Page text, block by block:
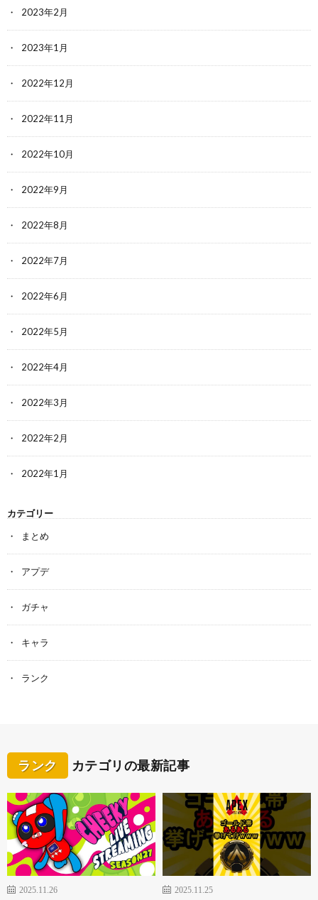
2023年2月
2023年1月
2022年12月
2022年11月
2022年10月
2022年9月
2022年8月
2022年7月
2022年6月
2022年5月
2022年4月
2022年3月
2022年2月
2022年1月
カテゴリー
まとめ
アプデ
ガチャ
キャラ
ランク
ランク カテゴリの最新記事
2025.11.26 2025.11.25